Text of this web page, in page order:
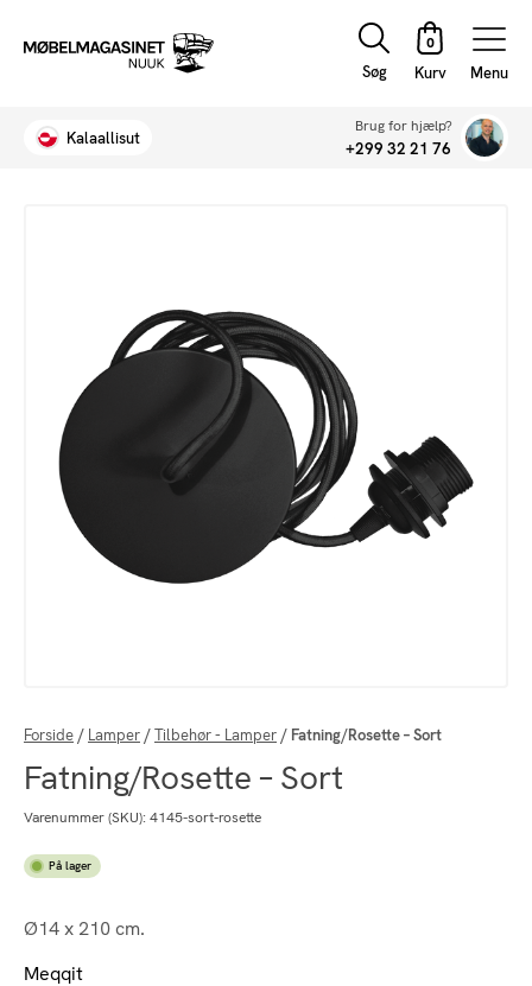
Søg Menu
Kalaallisut
Brug for hjælp?
+299 32 21 76
Forside / Lamper /Tilbehør - Lamper / Fatning/Rosette – Sort
Fatning/Rosette – Sort
Varenummer (SKU): 4145-sort-rosette
På lager
Ø14 x 210 cm.
Meqqit